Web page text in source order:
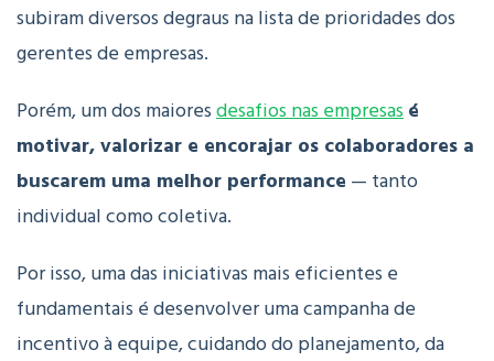
subiram diversos degraus na lista de prioridades dos
gerentes de empresas.
Porém, um dos maioresdesafios nas empresasé
motivar, valorizar e encorajar os colaboradores a
buscarem uma melhor performance — tanto
individual como coletiva.
Por isso, uma das iniciativas mais eficientes e
fundamentais é desenvolver uma campanha de
incentivo à equipe, cuidando do planejamento, da